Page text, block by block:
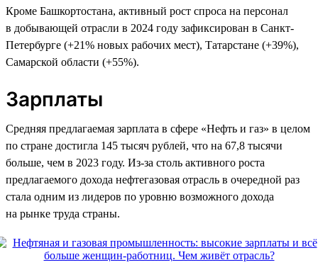
Кроме Башкортостана, активный рост спроса на персонал
в добывающей отрасли в 2024 году зафиксирован в Санкт-
Петербурге (+21% новых рабочих мест), Татарстане (+39%),
Самарской области (+55%).
Зарплаты
Средняя предлагаемая зарплата в сфере «Нефть и газ» в целом
по стране достигла 145 тысяч рублей, что на 67,8 тысячи
больше, чем в 2023 году. Из-за столь активного роста
предлагаемого дохода нефтегазовая отрасль в очередной раз
стала одним из лидеров по уровню возможного дохода
на рынке труда страны.